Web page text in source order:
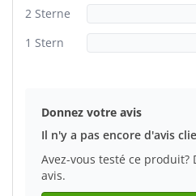
2 Sterne
1 Stern
Donnez votre avis
Il n'y a pas encore d'avis
Avez-vous testé ce produit?
avis.